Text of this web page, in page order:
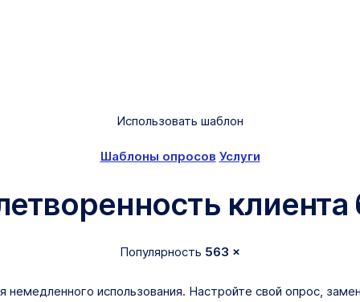
Использовать шаблон
Шаблоны опросов Услуги
клиента
Популярность 563 ×
немедленного использования. Настройте свой опрос,